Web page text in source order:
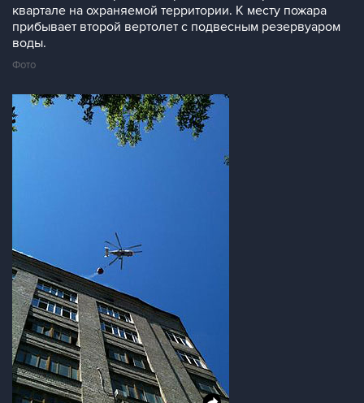
квартале на охраняемой территории. К месту пожара
прибывает второй вертолет с подвесным резервуаром
воды.
Фото